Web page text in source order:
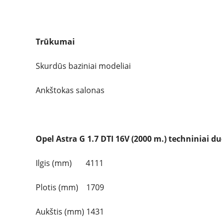
Trūkumai
Skurdūs baziniai modeliai
Ankštokas salonas
Opel Astra G 1.7 DTI 16V (2000 m.) techniniai
Ilgis (mm) 4111
Plotis (mm) 1709
Aukštis (mm) 1431